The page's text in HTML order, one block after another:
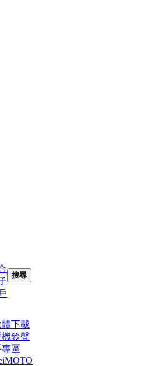
搜尋
體下載
機鈴聲
區
MOTO